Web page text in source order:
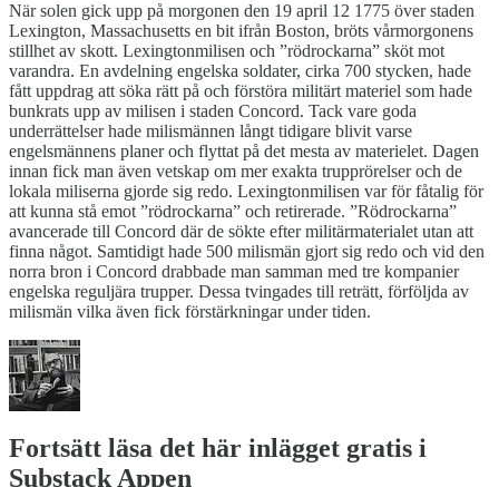
När solen gick upp på morgonen den 19 april 12 1775 över staden
Lexington, Massachusetts en bit ifrån Boston, bröts vårmorgonens
stillhet av skott. Lexingtonmilisen och ”rödrockarna” sköt mot
varandra. En avdelning engelska soldater, cirka 700 stycken, hade
fått uppdrag att söka rätt på och förstöra militärt materiel som hade
bunkrats upp av milisen i staden Concord. Tack vare goda
underrättelser hade milismännen långt tidigare blivit varse
engelsmännens planer och flyttat på det mesta av materielet. Dagen
innan fick man även vetskap om mer exakta trupprörelser och de
lokala miliserna gjorde sig redo. Lexingtonmilisen var för fåtalig för
att kunna stå emot ”rödrockarna” och retirerade. ”Rödrockarna”
avancerade till Concord där de sökte efter militärmaterialet utan att
finna något. Samtidigt hade 500 milismän gjort sig redo och vid den
norra bron i Concord drabbade man samman med tre kompanier
engelska reguljära trupper. Dessa tvingades till reträtt, förföljda av
milismän vilka även fick förstärkningar under tiden.
Fortsätt läsa det här inlägget gratis i
Substack Appen